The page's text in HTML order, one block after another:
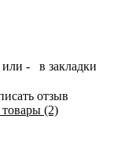
или -
в закладки
отзыв
(2)